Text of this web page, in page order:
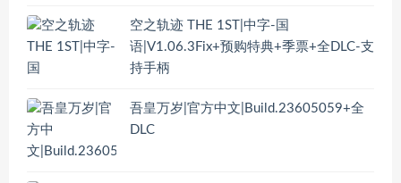
空之轨迹 THE 1ST|中字-国
语|V1.06.3Fix+预购特典+季票+全DLC-支
持手柄
吾皇万岁|官方中文|Build.23605059+全
DLC